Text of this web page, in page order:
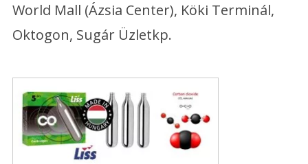
World Mall (Ázsia Center), Köki Terminál,
Oktogon, Sugár Üzletkp.